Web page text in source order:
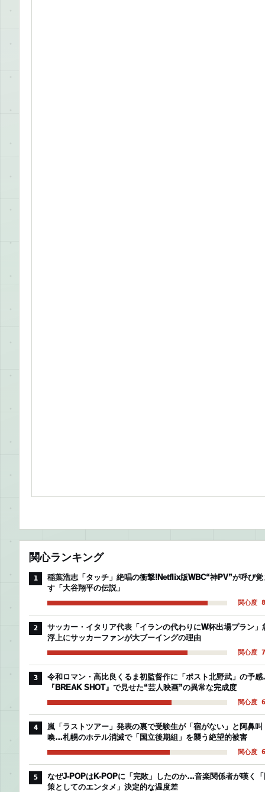
関心ランキング
1
稲葉浩志「タッチ」絶唱の衝撃!Netflix版WBC“神PV”が呼び覚
す「大谷翔平の伝説」
関心度
2
サッカー・イタリア代表「イランの代わりにW杯出場プラン」
浮上にサッカーファンが大ブーイングの理由
関心度
3
令和ロマン・高比良くるま初監督作に「ポスト北野武」の予
『BREAK SHOT』で見せた“芸人映画”の異常な完成度
関心度
4
嵐「ラストツアー」発表の裏で受験生が「宿がない」と阿鼻叫
喚…札幌のホテル消滅で「国立後期組」を襲う絶望的被害
関心度
5
なぜJ-POPはK-POPに「完敗」したのか…音楽関係者が嘆く
策としてのエンタメ」決定的な温度差